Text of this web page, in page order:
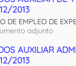
2013
DE EMPLEO DE
adjunto
AUXILIAR
2013